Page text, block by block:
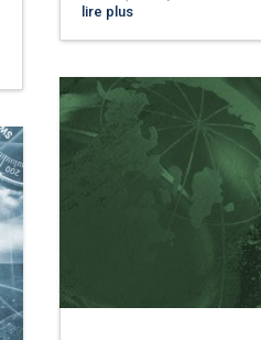
lire plus